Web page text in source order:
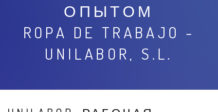
ОПЫТОМ
ROPA DE TRABAJO -
UNILABOR, S.L.